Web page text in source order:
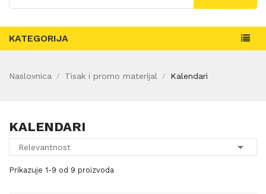
KATEGORIJA
Naslovnica Tisak i promo materijal Kalendari
KALENDARI
Relevantnost 
Prikazuje 1-9 od 9 proizvoda